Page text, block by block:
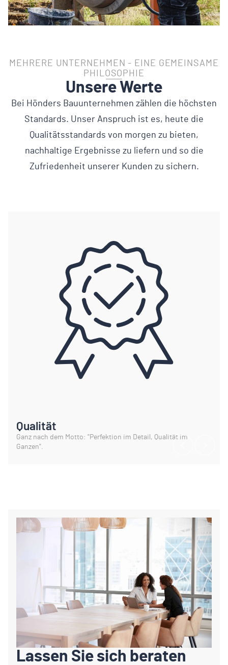
MEHRERE UNTERNEHMEN - EINE GEMEINSAME
PHILOSOPHIE
Unsere Werte
Bei Hönders Bauunternehmen zählen die höchsten
Standards. Unser Anspruch ist es, heute die
Qualitätsstandards von morgen zu bieten,
nachhaltige Ergebnisse zu liefern und so die
Zufriedenheit unserer Kunden zu sichern.
Qualität
Ganz nach dem Motto: "Perfektion im Detail, Qualität im
Ganzen".
Lassen Sie sich beraten